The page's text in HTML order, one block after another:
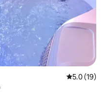
Calificación
5.0 (19)